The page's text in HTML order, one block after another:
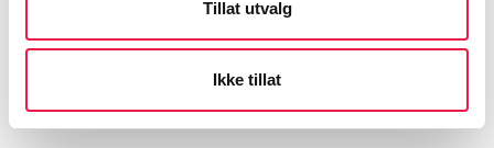
Tillat utvalg
Ikke tillat